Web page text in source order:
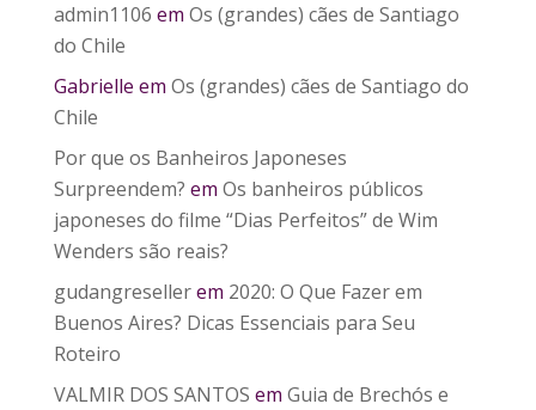
admin1106 em Os (grandes) cães de Santiago
do Chile
Gabrielle em Os (grandes) cães de Santiago do
Chile
Por que os Banheiros Japoneses
Surpreendem? em Os banheiros públicos
japoneses do filme “Dias Perfeitos” de Wim
Wenders são reais?
gudangresellerem 2020: O Que Fazer em
Buenos Aires? Dicas Essenciais para Seu
Roteiro
VALMIR DOS SANTOS em Guia de Brechós e